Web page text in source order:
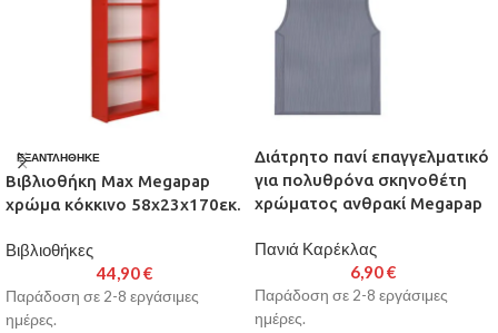
ΕΞΑΝΤΛΉΘΗΚΕ
Βιβλιοθήκη Max Megapap
χρώμα κόκκινο 58x23x170εκ.
Βιβλιοθήκες
44,90€
Παράδοση σε 2-8 εργάσιμες
ημέρες.
Διάτρητο πανί επαγγελματικό
για πολυθρόνα σκηνοθέτη
χρώματος ανθρακί Megapap
Πανιά Καρέκλας
6,90€
Παράδοση σε 2-8 εργάσιμες
ημέρες.